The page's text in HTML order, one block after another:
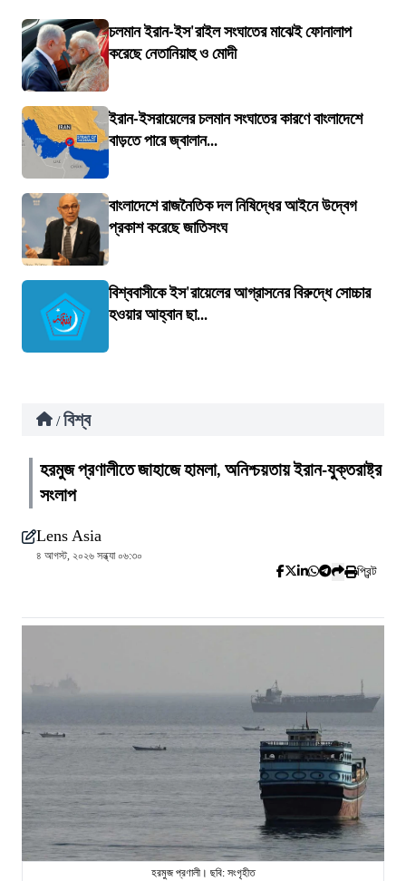
চলমান ইরান-ইস'রাইল সংঘাতের মাঝেই ফোনালাপ
করেছে নেতানিয়াহু ও মোদী
ইরান-ইসরায়েলের চলমান সংঘাতের কারণে বাংলাদেশে
বাড়তে পারে জ্বালান...
বাংলাদেশে রাজনৈতিক দল নিষিদ্ধের আইনে উদ্বেগ
প্রকাশ করেছে জাতিসংঘ
বিশ্ববাসীকে ইস'রায়েলের আগ্রাসনের বিরুদ্ধে সোচ্চার
হওয়ার আহ্বান ছা...
/ বিশ্ব
হরমুজ প্রণালীতে জাহাজে হামলা, অনিশ্চয়তায় ইরান-যুক্তরাষ্ট্র
সংলাপ
Lens Asia
৪ আগস্ট, ২০২৬ সন্ধ্যা ০৬:৩০
প্রিন্ট
হরমুজ প্রণালী। ছবি: সংগৃহীত